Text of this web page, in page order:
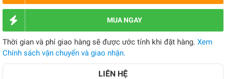
MUA NGAY
Thời gian và phí giao hàng sẽ được ước tính khi đặt hàng. Xem
Chính sách vận chuyển và giao nhận.
LIÊN HỆ